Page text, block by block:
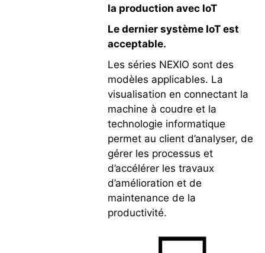
la production avec loT
Le dernier système IoT est
acceptable.
Les séries NEXIO sont des
modèles applicables. La
visualisation en connectant la
machine à coudre et la
technologie informatique
permet au client d’analyser, de
gérer les processus et
d’accélérer les travaux
d’amélioration et de
maintenance de la
productivité.